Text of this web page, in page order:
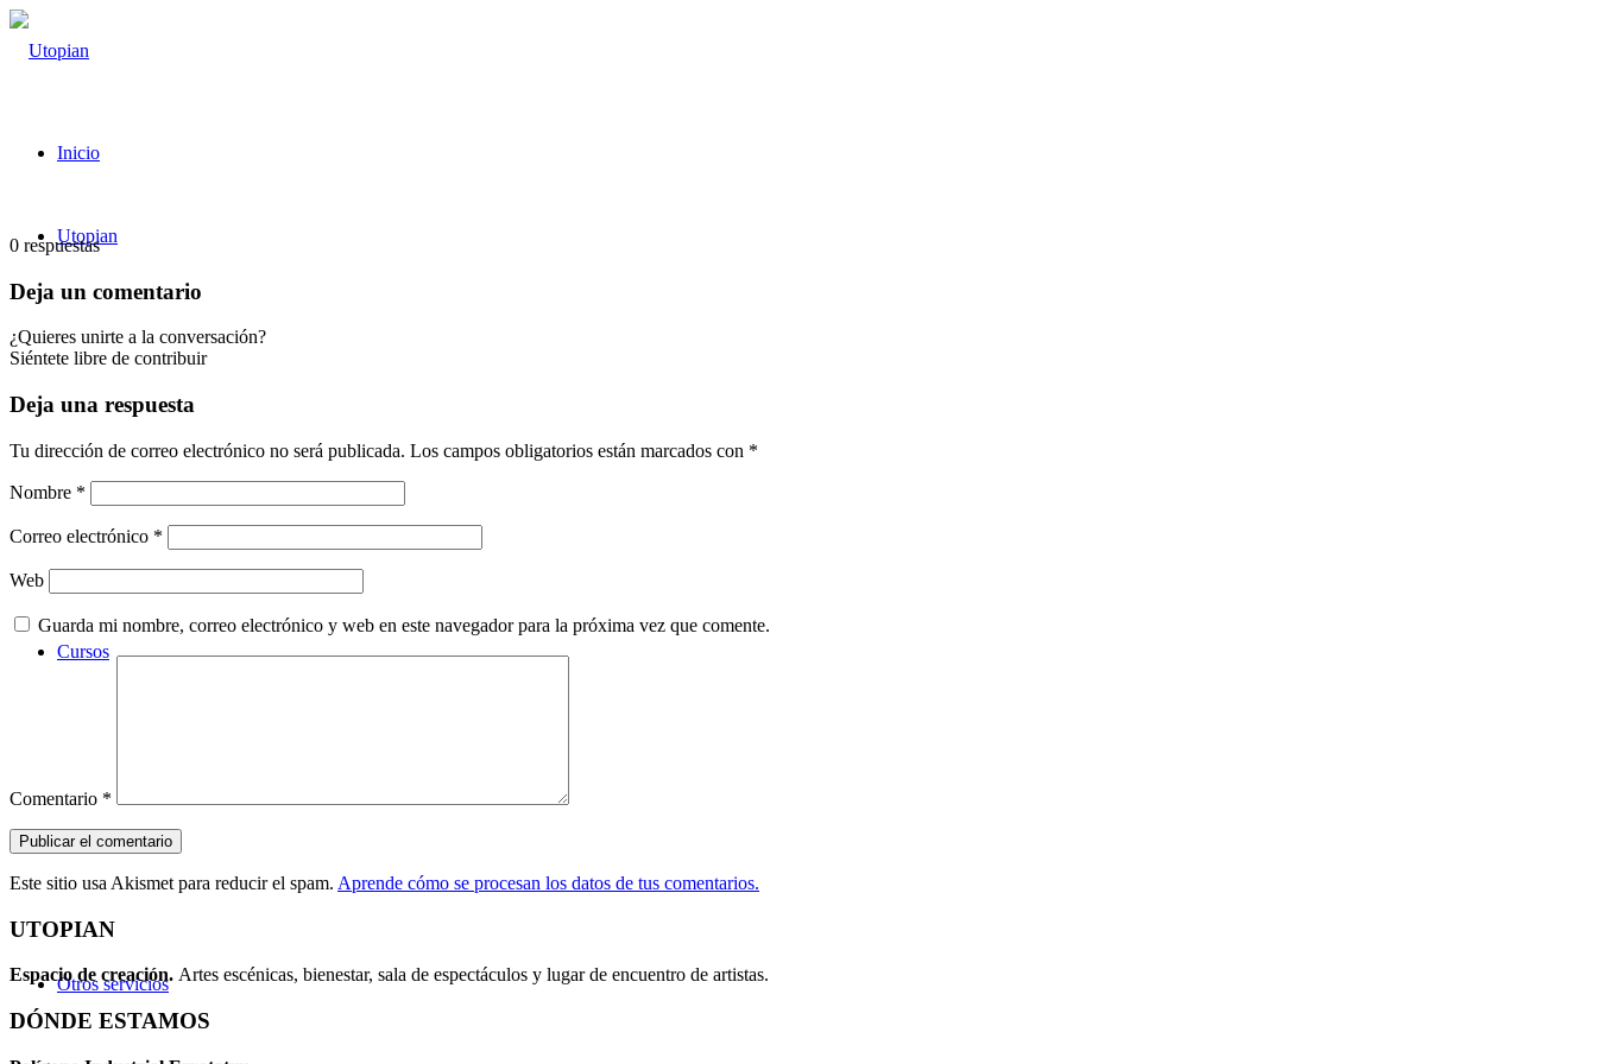
Inicio
Utopian
Cursos
Otros servicios
0 respuestas
Deja un comentario
¿Quieres unirte a la conversación?
Siéntete libre de contribuir
Deja una respuesta
Tu dirección de correo electrónico no será publicada. Los campos obligatorios están marcados con *
Nombre *
Correo electrónico *
Web
Guarda mi nombre, correo electrónico y web en este navegador para la próxima vez que comente.
Comentario *
Este sitio usa Akismet para reducir el spam. Aprende cómo se procesan los datos de tus comentarios.
UTOPIAN
Espacio de creación. Artes escénicas, bienestar, sala de espectáculos y lugar de encuentro de artistas.
DÓNDE ESTAMOS